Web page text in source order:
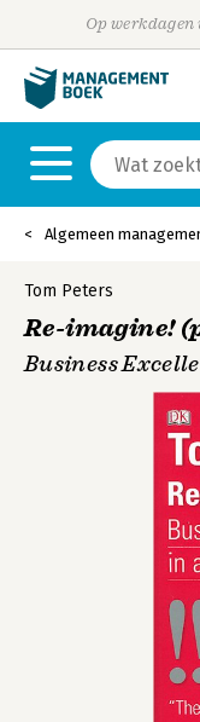
Op werkdagen
Algemeen
Tom Peters
Re-imagine!
Business